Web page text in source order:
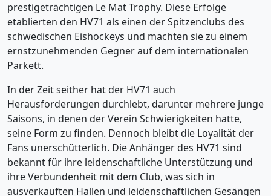
prestigeträchtigen Le Mat Trophy. Diese Erfolge
etablierten den HV71 als einen der Spitzenclubs des
schwedischen Eishockeys und machten sie zu einem
ernstzunehmenden Gegner auf dem internationalen
Parkett.
In der Zeit seither hat der HV71 auch
Herausforderungen durchlebt, darunter mehrere junge
Saisons, in denen der Verein Schwierigkeiten hatte,
seine Form zu finden. Dennoch bleibt die Loyalität der
Fans unerschütterlich. Die Anhänger des HV71 sind
bekannt für ihre leidenschaftliche Unterstützung und
ihre Verbundenheit mit dem Club, was sich in
ausverkauften Hallen und leidenschaftlichen Gesängen